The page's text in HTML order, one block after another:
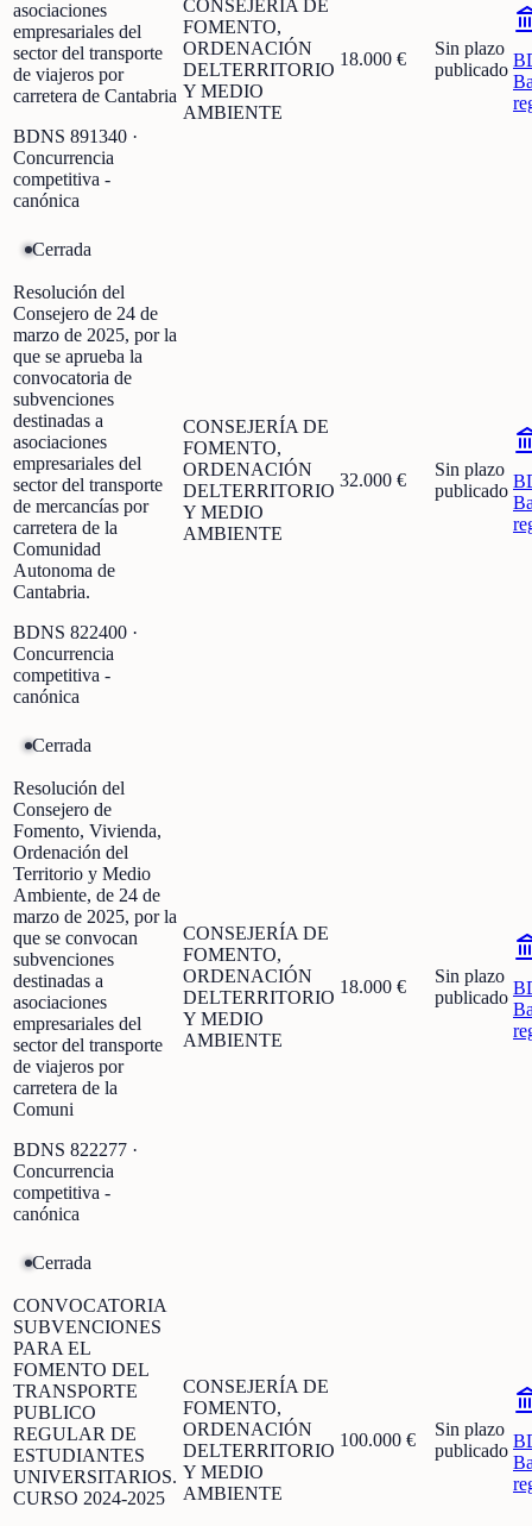
asociaciones
empresariales del
sector del transporte
de viajeros por
carretera de Cantabria
BDNS 891340 ·
Concurrencia
competitiva -
canónica
CONSEJERÍA DE
FOMENTO,
ORDENACIÓN
DELTERRITORIO
Y MEDIO
AMBIENTE
18.000 €
Sin plazo
publicado
Cerrada
Resolución del
Consejero de 24 de
marzo de 2025, por la
que se aprueba la
convocatoria de
subvenciones
destinadas a
asociaciones
empresariales del
sector del transporte
de mercancías por
carretera de la
Comunidad
Autonoma de
Cantabria.
BDNS 822400 ·
Concurrencia
competitiva -
canónica
CONSEJERÍA DE
FOMENTO,
ORDENACIÓN
DELTERRITORIO
Y MEDIO
AMBIENTE
32.000 €
Sin plazo
publicado
Cerrada
Resolución del
Consejero de
Fomento, Vivienda,
Ordenación del
Territorio y Medio
Ambiente, de 24 de
marzo de 2025, por la
que se convocan
subvenciones
destinadas a
asociaciones
empresariales del
sector del transporte
de viajeros por
carretera de la
Comuni
BDNS 822277 ·
Concurrencia
competitiva -
canónica
CONSEJERÍA DE
FOMENTO,
ORDENACIÓN
DELTERRITORIO
Y MEDIO
AMBIENTE
18.000 €
Sin plazo
publicado
Cerrada
CONVOCATORIA
SUBVENCIONES
PARA EL
FOMENTO DEL
TRANSPORTE
PUBLICO
REGULAR DE
ESTUDIANTES
UNIVERSITARIOS.
CURSO 2024-2025
CONSEJERÍA DE
FOMENTO,
ORDENACIÓN
DELTERRITORIO
Y MEDIO
AMBIENTE
100.000 €
Sin plazo
publicado